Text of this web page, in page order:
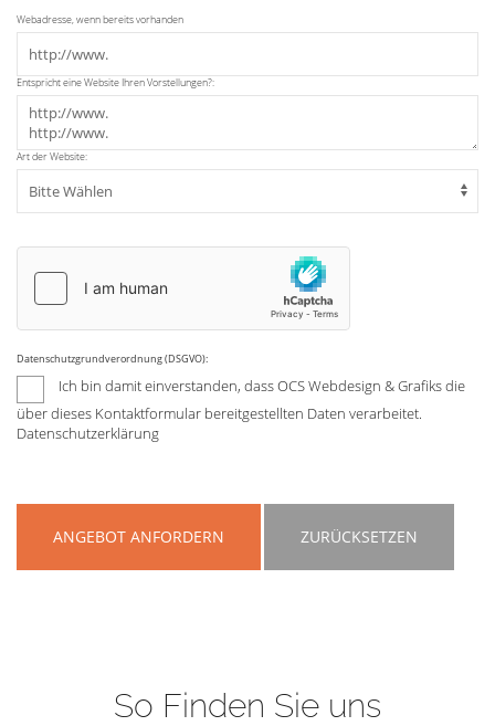
Webadresse, wenn bereits vorhanden
Entspricht eine Website Ihren Vorstellungen?:
Art der Website:
Datenschutzgrundverordnung (DSGVO):
Ich bin damit einverstanden, dass OCS Webdesign & Grafiks die
über dieses Kontaktformular bereitgestellten Daten verarbeitet.
Datenschutzerklärung
ANGEBOT ANFORDERN ZURÜCKSETZEN
So Finden Sie uns